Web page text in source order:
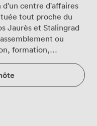
d'un centre d'affaires
tout proche du
Jaurès et Stalingrad
ou
formation,
workshop,...